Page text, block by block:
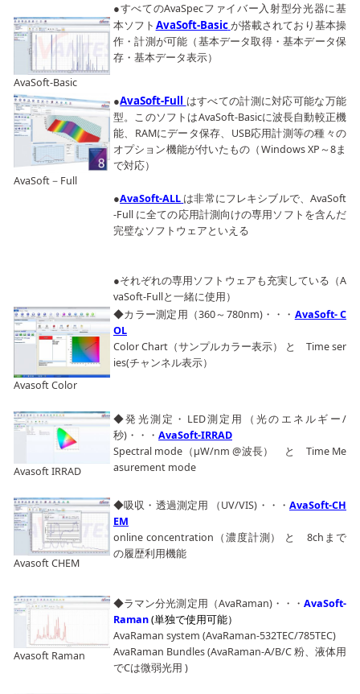
AvaSoft-Basic
●すべてのAvaSpecファイバー入射型分光器に基
本ソフト AvaSoft-Basic が搭載されており基本操
作・計測が可能（基本データ取得・基本データ保
存・基本データ表示）
AvaSoft－Full
●AvaSoft-Full はすべての計測に対応可能な万能
型。このソフトはAvaSoft-Basicに波長自動較正機
能、RAMにデータ保存、USB応用計測等の種々の
オプション機能が付いたもの（Windows XP～8ま
で対応）
●AvaSoft-ALL は非常にフレキシブルで、AvaSoft
-Full に全ての応用計測向けの専用ソフトを含んだ
完璧なソフトウェアといえる
●それぞれの専用ソフトウェアも充実している（A
vaSoft-Fullと一緒に使用）
Avasoft Color
◆カラー測定用（360～780nm)・・・ AvaSoft- C
OL
Color Chart（サンプルカラー表示） と Time ser
ies(チャンネル表示）
Avasoft IRRAD
◆発光測定・LED測定用（光のエネルギー/
秒)・・・ AvaSoft-IRRAD
Spectral mode（μW/nm @波長） と Time Me
asurement mode
Avasoft CHEM
◆吸収・透過測定用 （UV/VIS)・・・ AvaSoft-CH
EM
online concentration（濃度計測） と 8chまで
の履歴利用機能
Avasoft Raman
◆ラマン分光測定用（AvaRaman)・・・ AvaSoft-
Raman(単独で使用可能）
AvaRaman system (AvaRaman-532TEC/785TEC)
AvaRaman Bundles (AvaRaman-A/B/C 粉、液体用
でCは微弱光用 )